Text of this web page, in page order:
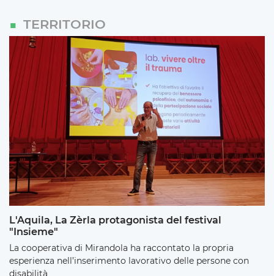
TERRITORIO
L'Aquila, La Zèrla protagonista del festival
"Insieme"
La cooperativa di Mirandola ha raccontato la propria
esperienza nell’inserimento lavorativo delle persone con
disabilità